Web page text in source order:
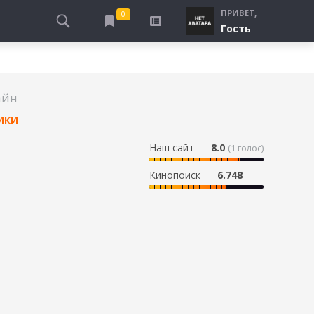
ПРО ШКОЛУ, ПОДРОСТКОВ
ПРО БОГАТЫХ И БЕДНЫХ
0 ПРИВЕТ,
Гость
Наш сайт 8.0 (1 голос)
Кинопоиск 6.748